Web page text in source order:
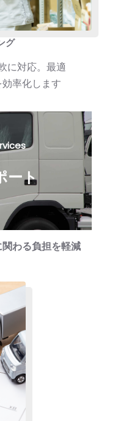
グ
に対応。最適
率化します
ート
わる負担を軽減